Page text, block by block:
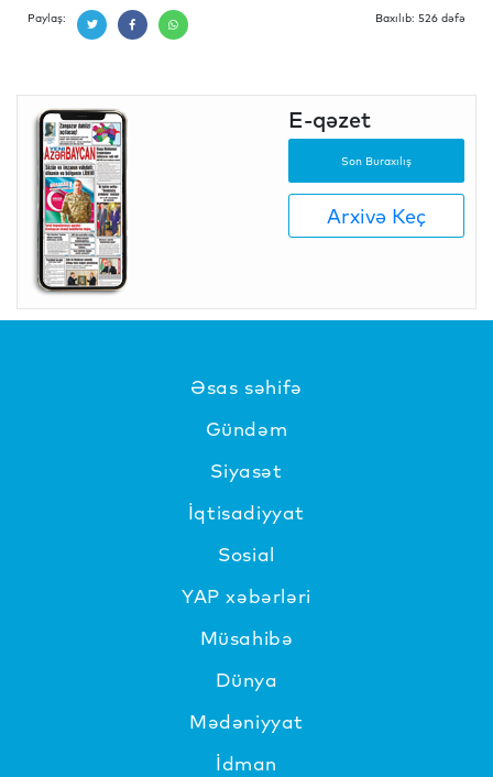
Paylaş: Baxılıb: 526 dəfə
E-qəzet
Son Buraxılış
Arxivə Keç
Əsas səhifə
Gündəm
Siyasət
İqtisadiyyat
Sosial
YAP xəbərləri
Müsahibə
Dünya
Mədəniyyat
İdman